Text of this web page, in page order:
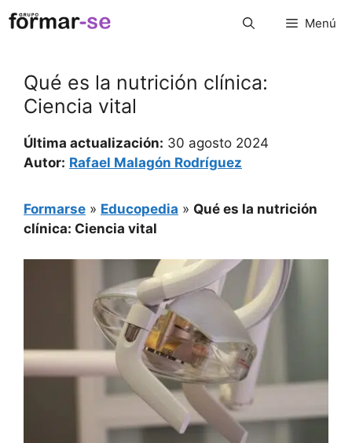
Saltar
al
Menú
Qué es la nutrición clínica:
Ciencia vital
Última actualización: 30 agosto 2024
Autor: Rafael Malagón Rodríguez
Formarse » Educopedia » Qué es la nutrición
clínica: Ciencia vital